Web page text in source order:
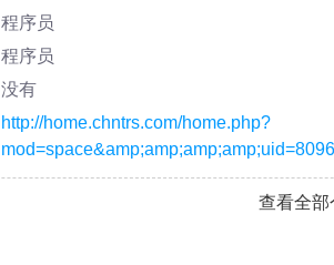
程序员
程序员
没有
http://home.chntrs.com/home.php?
查看全部